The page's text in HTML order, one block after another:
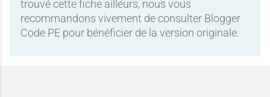
trouvé cette fiche ailleurs, nous vous
recommandons vivement de consulter Blogger
Code PE pour bénéficier de la version originale.